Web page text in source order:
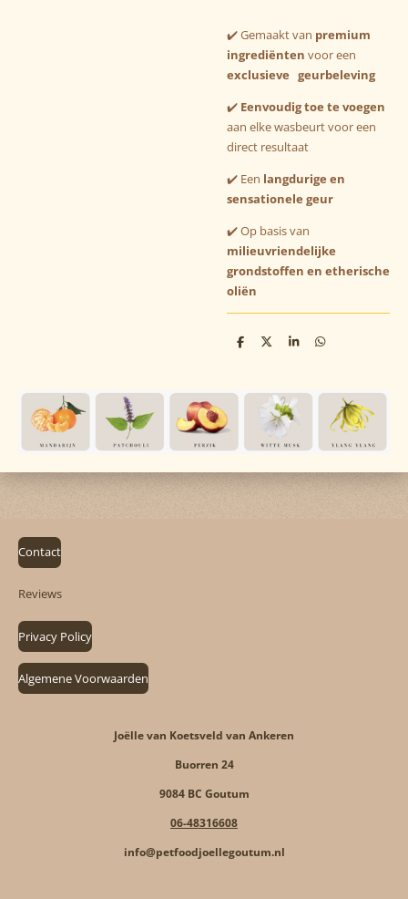
✔️ Gemaakt van premium
ingrediënten voor een
exclusieve geurbeleving
✔️ Eenvoudig toe te voegen
aan elke wasbeurt voor een
direct resultaat
✔️ Een langdurige en
sensationele geur
✔️Op basis van
milieuvriendelijke
grondstoffen en etherische
oliën
D
n
D
S
e
D
n
Contact
Reviews
Privacy Policy
Algemene Voorwaarden
Joëlle van Koetsveld van Ankeren
Buorren 24
9084 BC Goutum
06-48316608
info@petfoodjoellegoutum.nl